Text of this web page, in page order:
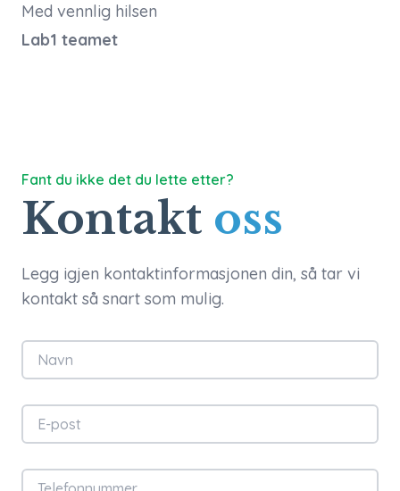
Med vennlig hilsen
Lab1 teamet
Fant du ikke det du lette etter?
Kontakt oss
Legg igjen kontaktinformasjonen din, så tar vi
kontakt så snart som mulig.
Navn
E-post
Telefonnummer